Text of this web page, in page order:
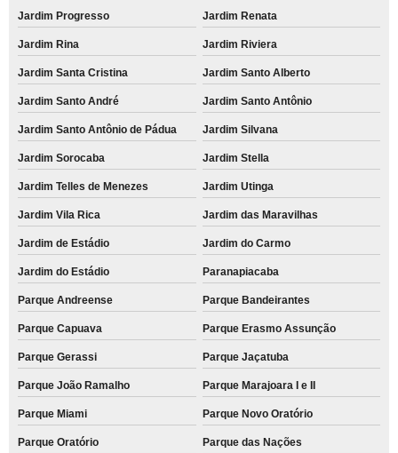
Jardim Progresso Jardim Renata
Jardim Rina Jardim Riviera
Jardim Santa Cristina Jardim Santo Alberto
Jardim Santo André Jardim Santo Antônio
Jardim Santo Antônio de Pádua Jardim Silvana
Jardim Sorocaba Jardim Stella
Jardim Telles de Menezes Jardim Utinga
Jardim Vila Rica Jardim das Maravilhas
Jardim de Estádio Jardim do Carmo
Jardim do Estádio Paranapiacaba
Parque Andreense Parque Bandeirantes
Parque Capuava Parque Erasmo Assunção
Parque Gerassi Parque Jaçatuba
Parque João Ramalho Parque Marajoara I e II
Parque Miami Parque Novo Oratório
Parque Oratório Parque das Nações